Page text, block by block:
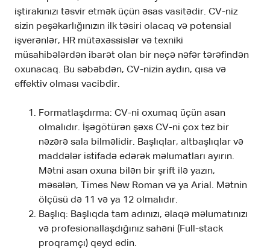
iştirakınızı təsvir etmək üçün əsas vasitədir. CV-niz
sizin peşəkarlığınızın ilk təsiri olacaq və potensial
işverənlər, HR mütəxəssislər və texniki
müsahibələrdən ibarət olan bir neçə nəfər tərəfindən
oxunacaq. Bu səbəbdən, CV-nizin aydın, qısa və
effektiv olması vacibdir.
Formatlaşdırma: CV-ni oxumaq üçün asan
olmalıdır. İşəgötürən şəxs CV-ni çox tez bir
nəzərə sala bilməlidir. Başlıqlar, altbaşlıqlar və
maddələr istifadə edərək məlumatları ayırın.
Mətni asan oxuna bilən bir şrift ilə yazın,
məsələn, Times New Roman və ya Arial. Mətnin
ölçüsü də 11 və ya 12 olmalıdır.
Başlıq: Başlıqda tam adınızı, əlaqə məlumatınızı
və profesionallaşdığınız sahəni (Full-stack
proqramçı) qeyd edin.